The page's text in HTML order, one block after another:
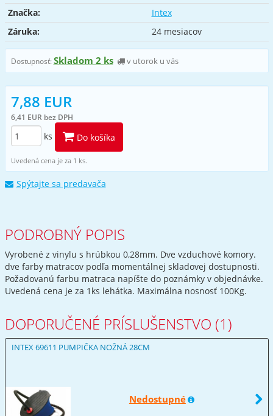
Značka:
Intex
Záruka:
24 mesiacov
Dostupnosť:Skladom 2 ks v utorok u vás
7,88 EUR
6,41 EUR bez DPH
ks Do košíka
Uvedená cena je za 1 ks.
Spýtajte sa predavača
PODROBNÝ POPIS
Vyrobené z vinylu s hrúbkou 0,28mm. Dve vzduchové komory.
dve farby matracov podľa momentálnej skladovej dostupnosti.
Požadovanú farbu matraca napíšte do poznámky v objednávke.
Uvedená cena je za 1ks lehátka. Maximálna nosnosť 100Kg.
DOPORUČENÉ PRÍSLUŠENSTVO (1)
INTEX 69611 PUMPIČKA NOŽNÁ 28CM
Nedostupné